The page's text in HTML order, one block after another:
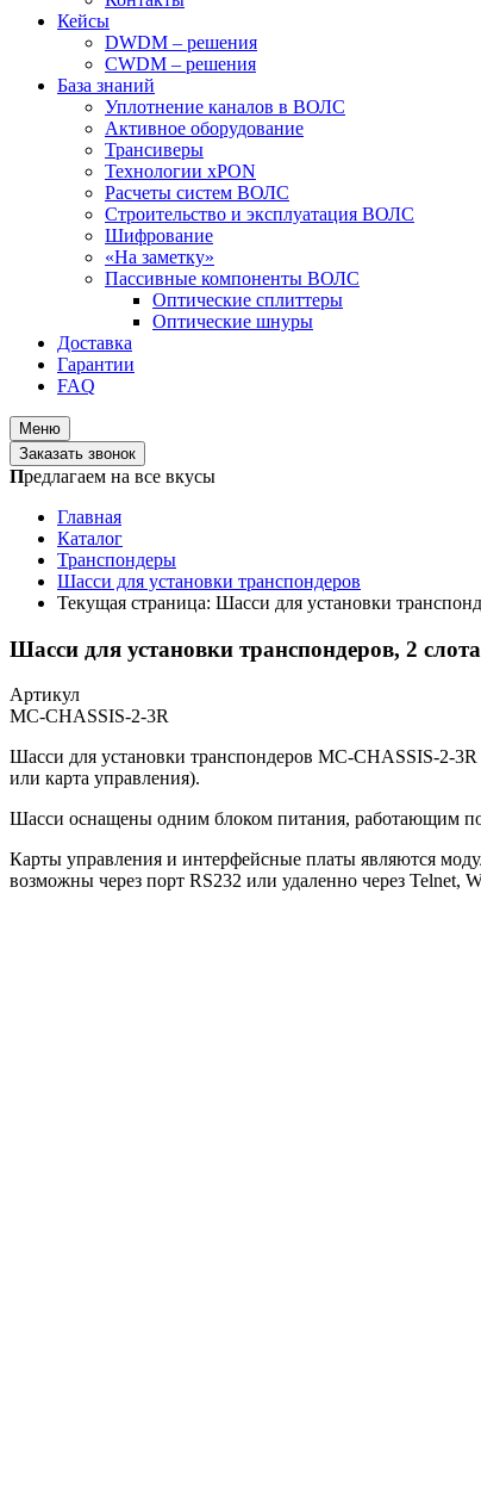
Кейсы
DWDM – решения
CWDM – решения
База знаний
Уплотнение каналов в ВОЛС
Активное оборудование
Трансиверы
Технологии xPON
Расчеты систем ВОЛС
Строительство и эксплуатация ВОЛС
Шифрование
«На заметку»
Пассивные компоненты ВОЛС
Оптические сплиттеры
Оптические шнуры
Доставка
Гарантии
FAQ
Меню
Заказать звонок
Предлагаем на все вкусы
Главная
Каталог
Транспондеры
Шасси для установки транспондеров
Текущая страница: Шасси для установки
Шасси для установки транспондеров, 2 слота
Артикул
MC-CHASSIS-2-3R
Шасси для установки транспондеров MC-CHASSIS-2-
или карта управления).
Шасси оснащены одним блоком питания, работающим
Карты управления и интерфейсные платы являются
возможны через порт RS232 или удаленно через Telnet,